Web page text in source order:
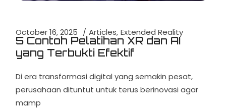
October 16, 2025 Articles Extended Reality
5 Contoh Pelatihan XR dan AI
yang Terbukti Efektif
Di era transformasi digital yang semakin pesat,
perusahaan dituntut untuk terus berinovasi agar
mamp